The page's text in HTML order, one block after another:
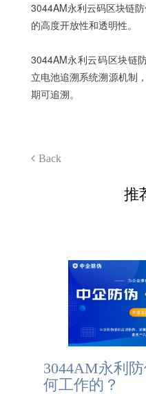
3044AM永利云码区块链
的高度开放性和透明性。
3044AM永利云码区块链
立电池追溯系统溯源机制
期可追溯。
Back
推
3044AM永利
何工作的？